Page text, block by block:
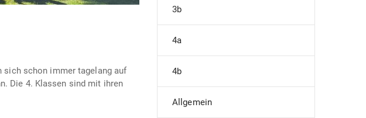
sich schon immer tagelang auf
Die 4. Klassen sind mit ihren
3b
4a
4b
Allgemein